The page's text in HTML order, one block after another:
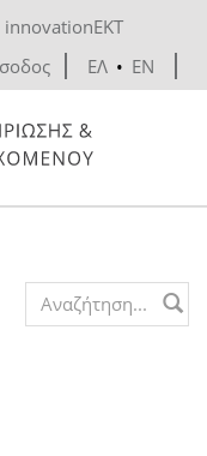
innovationEKT
ΕΛ • EN
Search form